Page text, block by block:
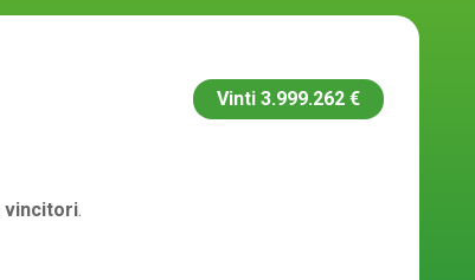
Vinti 3.999.262 €
vincitori.